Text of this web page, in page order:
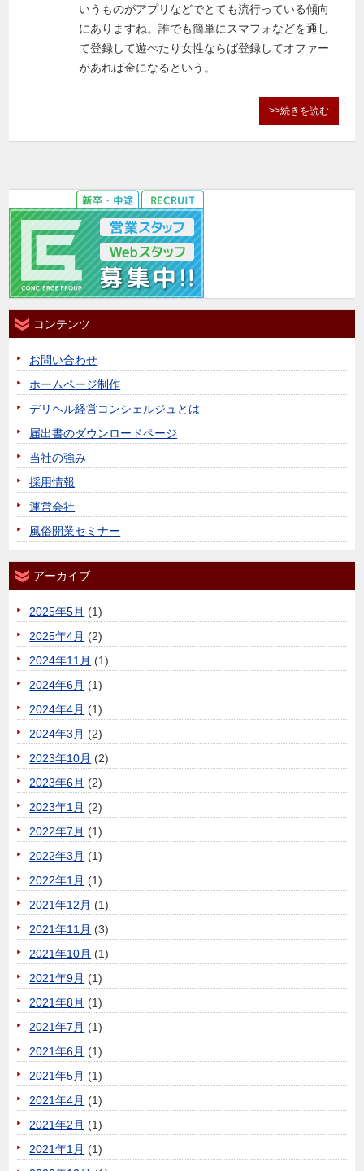
いうものがアプリなどでとても流行っている傾向
にありますね。誰でも簡単にスマフォなどを通し
て登録して遊べたり女性ならば登録してオファー
があれば金になるという。
>>続きを読む
コンテンツ
お問い合わせ
ホームページ制作
デリヘル経営コンシェルジュとは
届出書のダウンロードページ
当社の強み
採用情報
運営会社
風俗開業セミナー
アーカイブ
2025年5月 (1)
2025年4月 (2)
2024年11月 (1)
2024年6月 (1)
2024年4月 (1)
2024年3月 (2)
2023年10月 (2)
2023年6月 (2)
2023年1月 (2)
2022年7月 (1)
2022年3月 (1)
2022年1月 (1)
2021年12月 (1)
2021年11月 (3)
2021年10月 (1)
2021年9月 (1)
2021年8月 (1)
2021年7月 (1)
2021年6月 (1)
2021年5月 (1)
2021年4月 (1)
2021年2月 (1)
2021年1月 (1)